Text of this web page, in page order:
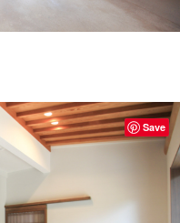
Save